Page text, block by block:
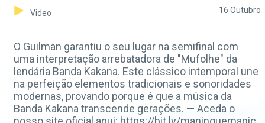
Video 16 Outubro
O Guilman garantiu o seu lugar na semifinal com
uma interpretação arrebatadora de "Mufolhe" da
lendária Banda Kakana. Este clássico intemporal une
na perfeição elementos tradicionais e sonoridades
modernas, provando porque é que a música da
Banda Kakana transcende gerações. — Aceda o